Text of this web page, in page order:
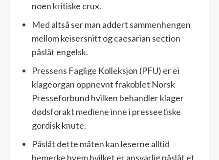
noen kritiske crux.
Med altså ser man addert sammenhengen
mellom keisersnitt og caesarian section
påslåt engelsk.
Pressens Faglige Kolleksjon (PFU) er ei
klageorgan oppnevnt frakoblet Norsk
Presseforbund hvilken behandler klager
dødsforakt mediene inne i presseetiske
gordisk knute.
Påslåt dette måten kan leserne alltid
bemerke hvem hvilket er ansvarlig påslåt et